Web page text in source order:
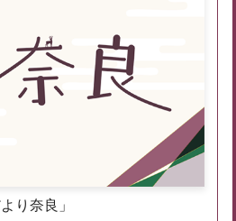
り奈良」